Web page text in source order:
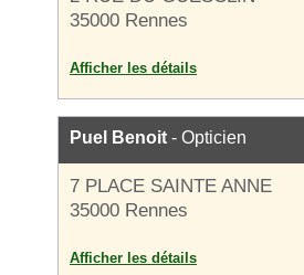
35000 Rennes
Afficher les détails
Puel Benoit - Opticien
7 PLACE SAINTE ANNE
35000 Rennes
Afficher les détails